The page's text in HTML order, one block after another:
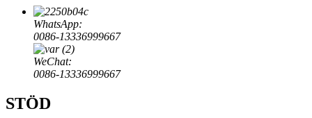
WhatsApp:
0086-13336999667
WeChat:
0086-13336999667
STÖD